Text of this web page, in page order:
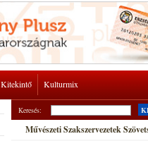
Kitekintő Kulturmix
Keresés:
Művészeti Szakszervezetek